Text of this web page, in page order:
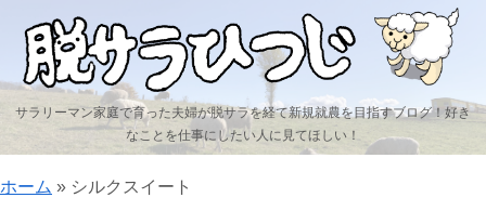
サラリーマン家庭で育った夫婦が脱サラを経て新規就農を目指すブログ！好き
なことを仕事にしたい人に見てほしい！
ホーム » シルクスイート